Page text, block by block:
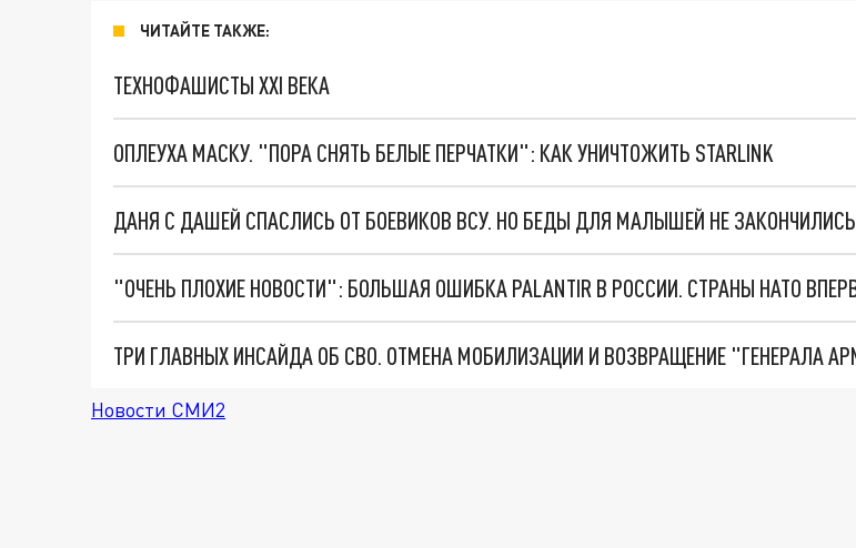
ЧИТАЙТЕ ТАКЖЕ:
ТЕХНОФАШИСТЫ XXI ВЕКА
ОПЛЕУХА МАСКУ. "ПОРА СНЯТЬ БЕЛЫЕ ПЕРЧАТКИ": КАК УНИЧТОЖИТЬ STARLINK
ДАНЯ С ДАШЕЙ СПАСЛИСЬ ОТ БОЕВИКОВ ВСУ. НО БЕДЫ ДЛЯ МАЛЫШЕЙ НЕ ЗАКОНЧИЛИСЬ
Новости СМИ2